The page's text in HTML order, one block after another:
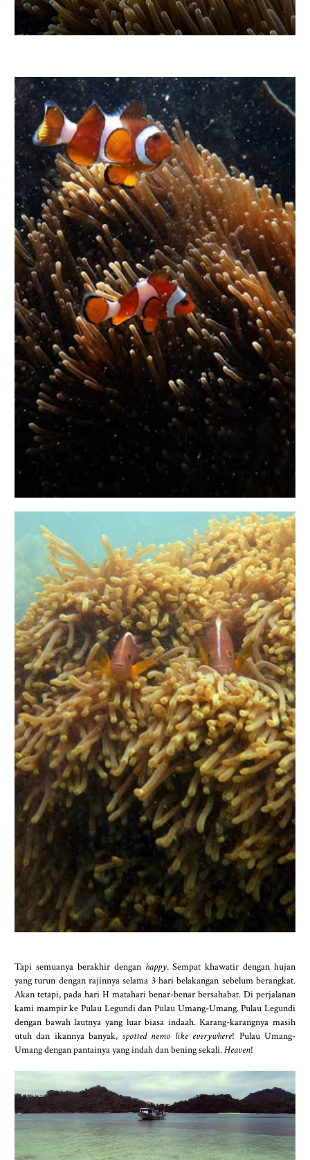
Tapi semuanya berakhir dengan happy. Sempat khawatir dengan hujan
yang turun dengan rajinnya selama 3 hari belakangan sebelum berangkat.
Akan tetapi, pada hari H matahari benar-benar bersahabat. Di perjalanan
kami mampir ke Pulau Legundi dan Pulau Umang-Umang. Pulau Legundi
dengan bawah lautnya yang luar biasa indaah. Karang-karangnya masih
utuh dan ikannya banyak, spotted nemo like everywhere! Pulau Umang-
Umang dengan pantainya yang indah dan bening sekali.Heaven!